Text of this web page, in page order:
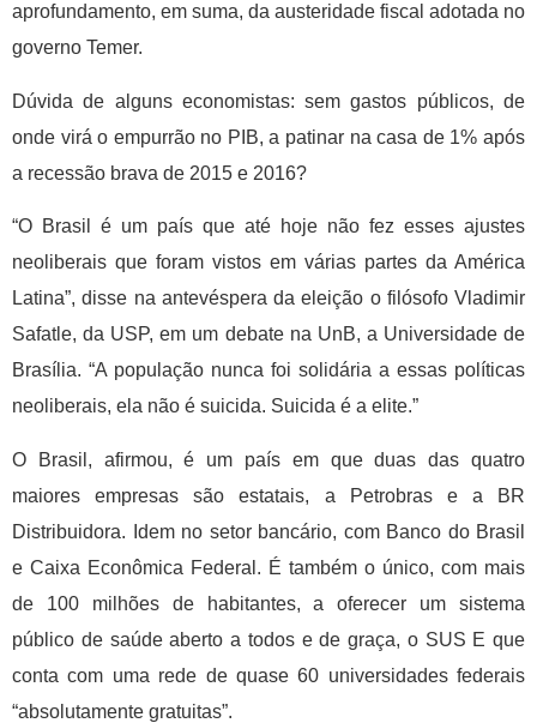
aprofundamento, em suma, da austeridade fiscal adotada no
governo Temer.
Dúvida de alguns economistas: sem gastos públicos, de
onde virá o empurrão no PIB, a patinar na casa de 1% após
a recessão brava de 2015 e 2016?
“O Brasil é um país que até hoje não fez esses ajustes
neoliberais que foram vistos em várias partes da América
Latina”, disse na antevéspera da eleição o filósofo Vladimir
Safatle, da USP, em um debate na UnB, a Universidade de
Brasília. “A população nunca foi solidária a essas políticas
neoliberais, ela não é suicida. Suicida é a elite.”
O Brasil, afirmou, é um país em que duas das quatro
maiores empresas são estatais, a Petrobras e a BR
Distribuidora. Idem no setor bancário, com Banco do Brasil
e Caixa Econômica Federal. É também o único, com mais
de 100 milhões de habitantes, a oferecer um sistema
público de saúde aberto a todos e de graça, o SUS E que
conta com uma rede de quase 60 universidades federais
“absolutamente gratuitas”.